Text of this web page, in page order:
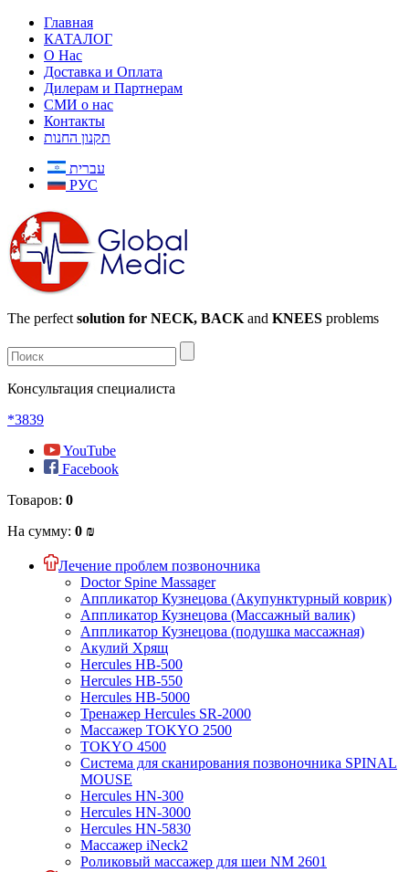
Главная
КАТАЛОГ
О Нас
Доставка и Оплата
Дилерам и Партнерам
СМИ о нас
Контакты
תקנון החנות
עברית
РУС
The perfect solution for NECK, BACK and KNEES problems
Консультация специалиста
*3839
YouTube
Facebook
Товаров: 0
На сумму: 0 ₪
Лечение проблем позвоночника
Doctor Spine Massager
Аппликатор Кузнецова (Акупунктурный коврик)
Аппликатор Кузнецова (Массажный валик)
Аппликатор Кузнецова (подушка массажная)
Акулий Хрящ
Hercules HB-500
Hercules HB-550
Hercules HB-5000
Тренажер Hercules SR-2000
Массажер TOKYO 2500
TOKYO 4500
Система для сканирования позвоночника SPINAL
MOUSE
Hercules HN-300
Hercules HN-3000
Hercules HN-5830
Массажер iNeck2
Роликовый массажер для шеи NM 2601